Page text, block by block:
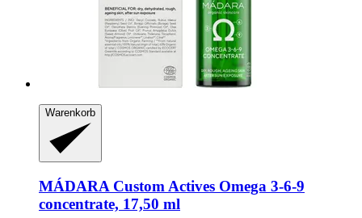
Warenkorb
MÁDARA Custom Actives Omega 3-​6-​9
concentrate, 17,50 ml